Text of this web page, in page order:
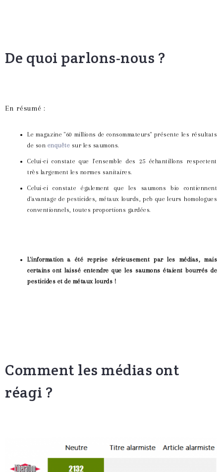
De quoi parlons-nous ?
En résumé :
Le magazine "60 millions de consommateurs" présente les résultats
de son enquête sur les saumons.
Celui-ci constate que l'ensemble des 25 échantillons respectent
très largement les normes sanitaires.
Celui-ci constate également que les saumons bio contiennent
d'avantage de pesticides, métaux lourds, pcb que leurs homologues
conventionnels, toutes proportions gardées.
L'information a été reprise sérieusement par les médias, mais
certains ont laissé entendre que les saumons étaient bourrés de
pesticides et de métaux lourds !
Comment les médias ont
réagi ?